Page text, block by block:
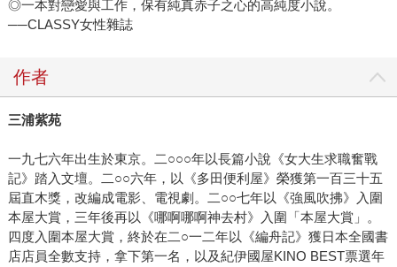
◎一本對戀愛與工作，保有純真赤子之心的高純度小說。
──CLASSY女性雜誌
作者
三浦紫苑
一九七六年出生於東京。二○○○年以長篇小說《女大生求職奮戰
記》踏入文壇。二○○六年，以《多田便利屋》榮獲第一百三十五
屆直木獎，改編成電影、電視劇。二○○七年以《強風吹拂》入圍
本屋大賞，三年後再以《哪啊哪啊神去村》入圍「本屋大賞」。
四度入圍本屋大賞，終於在二○一二年以《編舟記》獲日本全國書
店店員全數支持，拿下第一名，以及紀伊國屋KINO BEST票選年